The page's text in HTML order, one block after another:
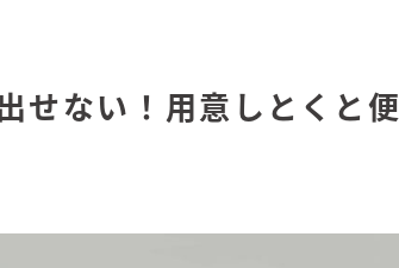
せない！用意しとくと